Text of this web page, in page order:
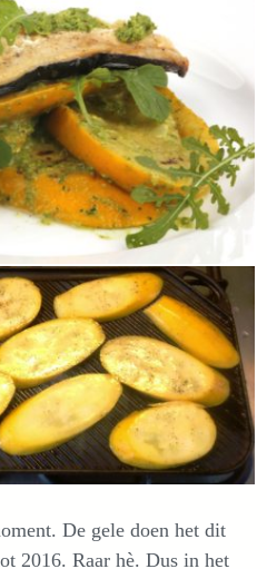
De gele doen het dit
2016. Raar hè. Dus in het